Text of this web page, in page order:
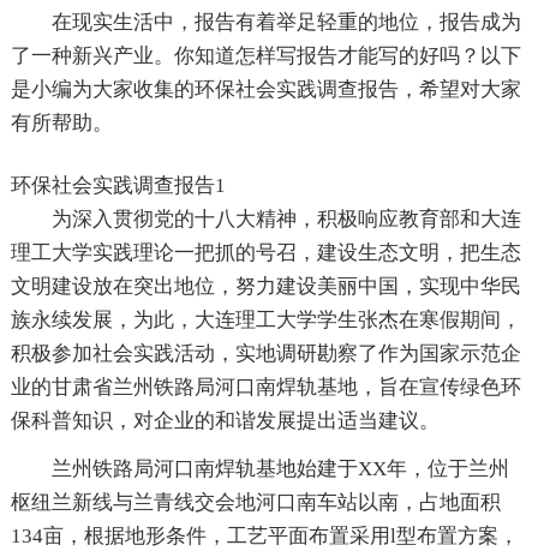
在现实生活中，报告有着举足轻重的地位，报告成为
了一种新兴产业。你知道怎样写报告才能写的好吗？以下
是小编为大家收集的环保社会实践调查报告，希望对大家
有所帮助。
环保社会实践调查报告1
为深入贯彻党的十八大精神，积极响应教育部和大连
理工大学实践理论一把抓的号召，建设生态文明，把生态
文明建设放在突出地位，努力建设美丽中国，实现中华民
族永续发展，为此，大连理工大学学生张杰在寒假期间，
积极参加社会实践活动，实地调研勘察了作为国家示范企
业的甘肃省兰州铁路局河口南焊轨基地，旨在宣传绿色环
保科普知识，对企业的和谐发展提出适当建议。
兰州铁路局河口南焊轨基地始建于XX年，位于兰州
枢纽兰新线与兰青线交会地河口南车站以南，占地面积
134亩，根据地形条件，工艺平面布置采用l型布置方案，